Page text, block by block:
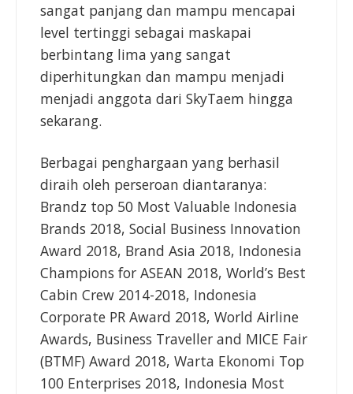
sangat panjang dan mampu mencapai
level tertinggi sebagai maskapai
berbintang lima yang sangat
diperhitungkan dan mampu menjadi
menjadi anggota dari SkyTaem hingga
sekarang.
Berbagai penghargaan yang berhasil
diraih oleh perseroan diantaranya:
Brandz top 50 Most Valuable Indonesia
Brands 2018, Social Business Innovation
Award 2018, Brand Asia 2018, Indonesia
Champions for ASEAN 2018, World’s Best
Cabin Crew 2014-2018, Indonesia
Corporate PR Award 2018, World Airline
Awards, Business Traveller and MICE Fair
(BTMF) Award 2018, Warta Ekonomi Top
100 Enterprises 2018, Indonesia Most